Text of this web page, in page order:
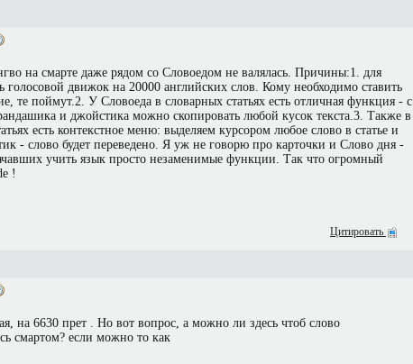
на смарте даже рядом со Словоедом не валялась. Причины:1. для
голосовой движок на 20000 английских слов. Кому необходимо ставить
те поймут.2. У Словоеда в словарных статьях есть отличная функция - с
и джойстика можно скопировать любой кусок текста.3. Также в
есть контекстное меню: выделяем курсором любое слово в статье и
- слово будет переведено. Я уж не говорю про карточки и Слово дня -
учить язык просто незаменимые функции. Так что огромный
!
Цитировать
на 6630 прет . Но вот вопрос, а можно ли здесь чтоб слово
смартом? если можно то как